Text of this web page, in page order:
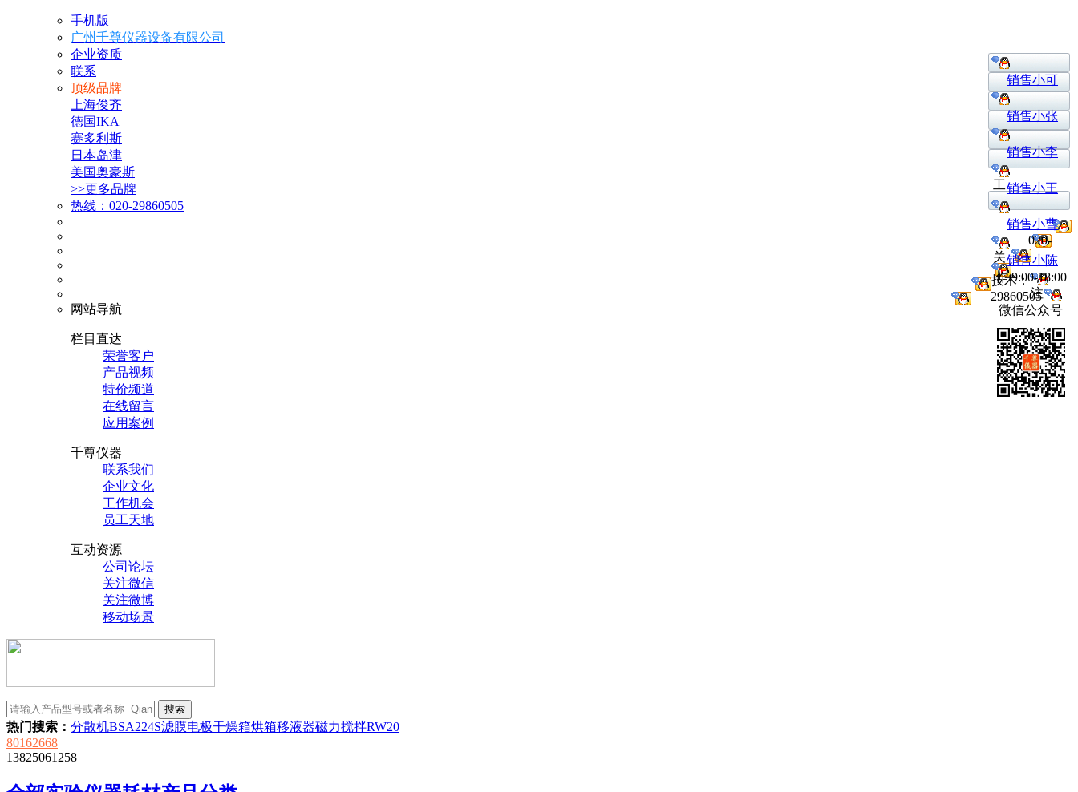
手机版
广州千尊仪器设备有限公司
企业资质
联系
顶级品牌
上海俊齐
德国IKA
赛多利斯
日本岛津
美国奥豪斯
>>更多品牌
热线：020-29860505
网站导航
栏目直达
荣誉客户
产品视频
特价频道
在线留言
应用案例
千尊仪器
联系我们
企业文化
工作机会
员工天地
互动资源
公司论坛
关注微信
关注微博
移动场景
热门搜索： 分散机BSA224S滤膜电极干燥箱烘箱移液器磁力搅拌RW20
80162668
13825061258
销售小可
销售小张
销售小李
销售小王
销售小曹
销售小陈
工
作:9:00-18:00
技术：
020-
29860505
关
注
微信公众号